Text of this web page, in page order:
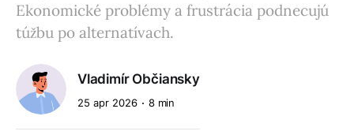
Ekonomické problémy a frustrácia podnecujú
túžbu po alternatívach.
Vladimír Občiansky
25 apr 2026 8 min